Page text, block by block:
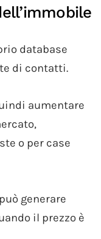
database
di contatti.
aumentare
o per case
generare
il prezzo è